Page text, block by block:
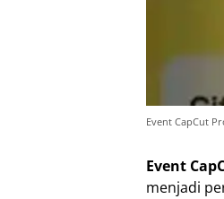
Event CapCut
Event
menjadi